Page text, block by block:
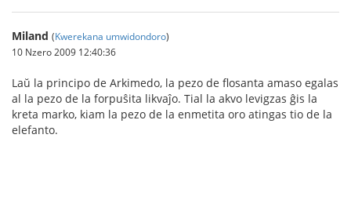
Miland (Kwerekana umwidondoro)
10 Nzero 2009 12:40:36
Laŭ la principo de Arkimedo, la pezo de flosanta amaso egalas
al la pezo de la forpuŝita likvaĵo. Tial la akvo levigzas ĝis la
kreta marko, kiam la pezo de la enmetita oro atingas tio de la
elefanto.